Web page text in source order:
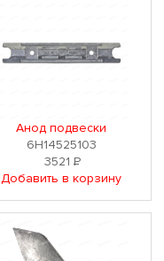
Анод подвески
6H14525103
3521 Р
Добавить в корзину